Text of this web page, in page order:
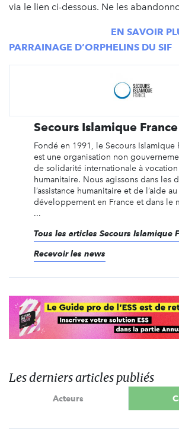
via le lien ci-dessous. Ne les
EN SAVOIR
PARRAINAGE D’ORPHELINS DU SIF
Secours Islamique
Fondé en 1991, le Secours Islamique
est une organisation non
de solidarité internationale à
humanitaire. Nous agissons dans les
l’assistance humanitaire et de l’aide au
développement en France et dans le
...
Tous les articles Secours Islamique
Recevoir les news
Les derniers articles publiés
Acteurs